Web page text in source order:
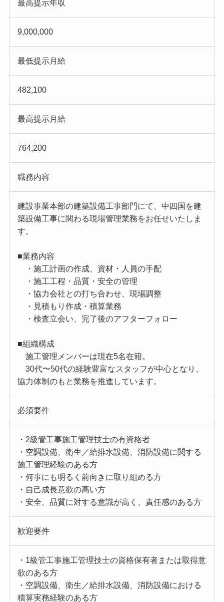
最高提示年収
9,000,000
最低提示月給
482,100
最高提示月給
764,200
職務内容
建設事業本部の建築設備工事部門にて、中四国を建
築設備工事に関わる現場管理業務をお任せいたしま
す。
■業務内容
・施工計画の作成、資材・人員の手配
・施工工程・品質・安全の管理
・協力会社との打ち合わせ、現場調整
・見積もり作成・積算業務
・検査立会い、完了後のアフターフォロー
■組織構成
施工管理メンバーは現在5名在籍。
30代〜50代の経験豊富なスタッフが中心となり、
協力体制のもと業務を推進しています。
必須要件
・2級管工事施工管理技士の有資格者
・空調設備、衛生／給排水設備、消防設備に関する
施工管理経験のある方
・何事にも明るく前向きに取り組める方
・自己成長意欲の高い方
・安全、品質に対する意識が高く、責任感のある方
歓迎要件
・1級管工事施工管理技士の資格保有者または取得意
欲のある方
・空調設備、衛生／給排水設備、消防設備における
積算実務経験のある方